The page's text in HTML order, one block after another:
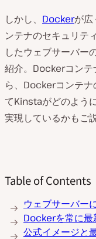
しかし、 Dockerが広
ンテナのセキュリテ
したウェブサーバー
紹介。Dockerコンテ
ら、Dockerコンテナ
てKinstaがどのよう
実現しているかもご
Table of Contents
ウェブサーバー
Dockerを常に最
公式イメージと